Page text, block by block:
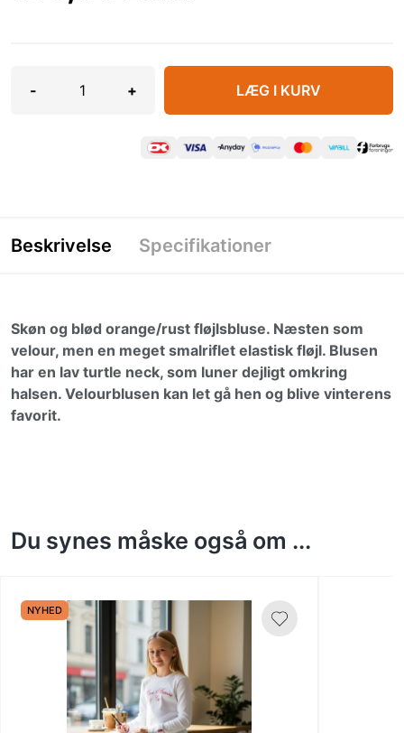
- + LÆG I KURV
Beskrivelse Specifikationer
Skøn og blød orange/rust fløjlsbluse. Næsten som
velour, men en meget smalriflet elastisk fløjl. Blusen
har en lav turtle neck, som luner dejligt omkring
halsen. Velourblusen kan let gå hen og blive vinterens
favorit.
Du synes måske også om ...
NYHED